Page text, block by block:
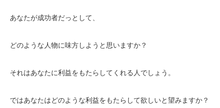
あなたが成功者だっとして、
どのような人物に味方しようと思いますか？
それはあなたに利益をもたらしてくれる人でしょう。
ではあなたはどのような利益をもたらして欲しいと望みますか？